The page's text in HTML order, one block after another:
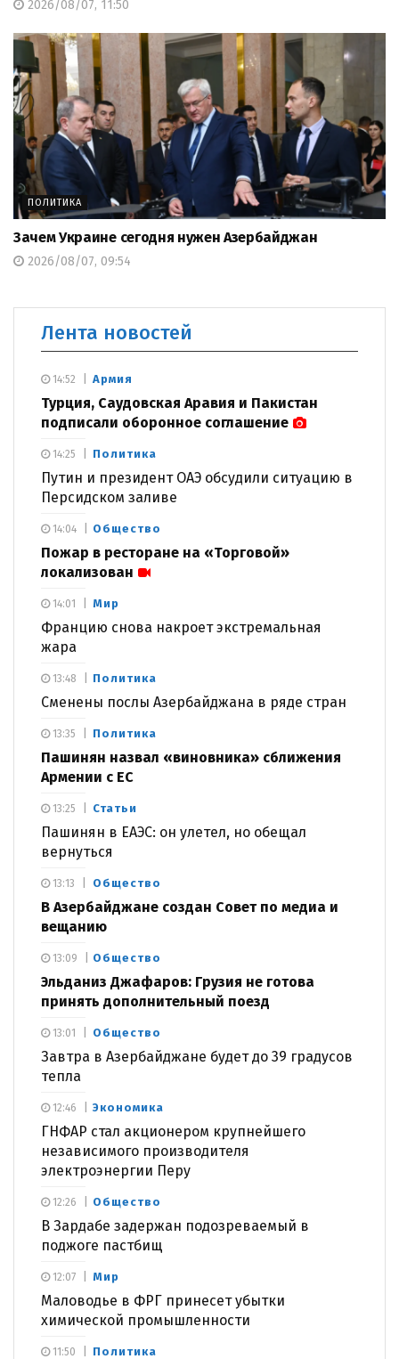
2026/08/07, 11:50
ПОЛИТИКА
Зачем Украине сегодня нужен Азербайджан
2026/08/07, 09:54
Лента новостей
Армия
Турция, Саудовская Аравия и Пакистан
подписали оборонное соглашение
14:52
Политика
Путин и президент ОАЭ обсудили ситуацию в
Персидском заливе
14:25
Общество
Пожар в ресторане на «Торговой»
локализован
14:04
Мир
Францию снова накроет экстремальная
жара
14:01
Политика
Сменены послы Азербайджана в ряде стран
13:48
Политика
Пашинян назвал «виновника» сближения
Армении с ЕС
13:35
Статьи
Пашинян в ЕАЭС: он улетел, но обещал
вернуться
13:25
Общество
В Азербайджане создан Совет по медиа и
вещанию
13:13
Общество
Эльданиз Джафаров: Грузия не готова
принять дополнительный поезд
13:09
Общество
Завтра в Азербайджане будет до 39 градусов
тепла
13:01
Экономика
ГНФАР стал акционером крупнейшего
независимого производителя
электроэнергии Перу
12:46
Общество
В Зардабе задержан подозреваемый в
поджоге пастбищ
12:26
Мир
Маловодье в ФРГ принесет убытки
химической промышленности
12:07
Политика
11:50